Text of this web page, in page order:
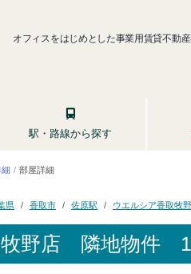
オフィスをはじめとした事業用賃貸不動
駅・路線から探す
細 部屋詳細
県 香取市 佐原駅 ウエルシア香取牧
野店 隣地物件1